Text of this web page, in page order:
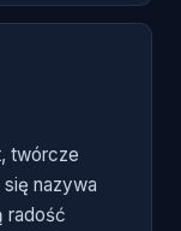
twórcze
nazywa
radość